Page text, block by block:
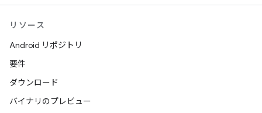
リソース
Android リポジトリ
要件
ダウンロード
バイナリのプレビュー